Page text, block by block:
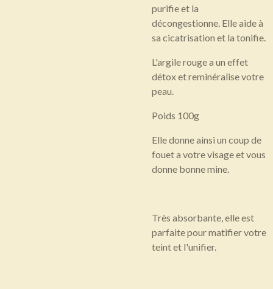
purifie et la
décongestionne. Elle aide à
sa cicatrisation et la tonifie.
L'argile rouge a un effet
détox et reminéralise votre
peau.
Poids 100g
Elle donne ainsi un coup de
fouet a votre visage et vous
donne bonne mine.
Très absorbante, elle est
parfaite pour matifier votre
teint et l'unifier.